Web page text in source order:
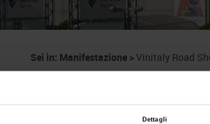
Dettagli
Sei in: Manifestazione>Vinitaly Road
Vinitaly